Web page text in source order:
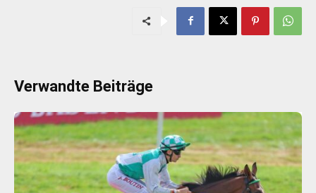
Verwandte Beiträge